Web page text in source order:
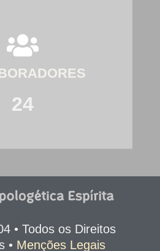
24
• Todos os Direitos
• Menções Legais